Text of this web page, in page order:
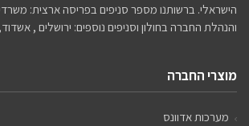
הישראלי. ברשותנו מספר סניפים בפריסה ארצית:
והנהלת החברה בחולון וסניפים נוספים: ירושלים ,
מוצרי החברה
מערכות אדוונס